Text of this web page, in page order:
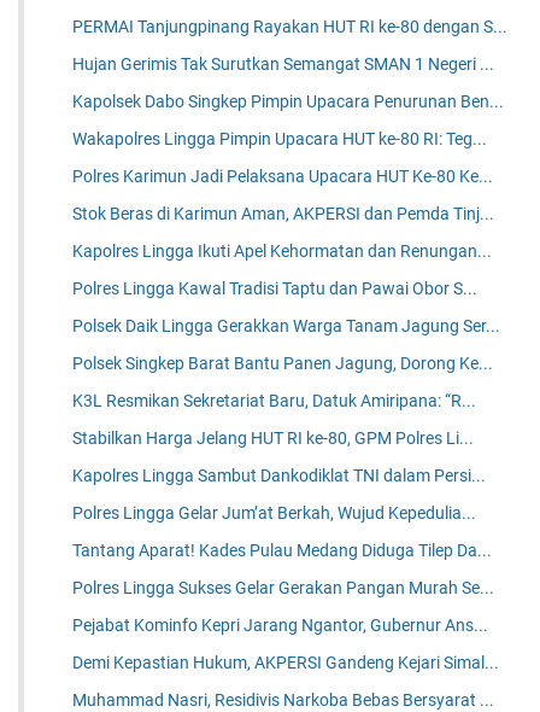
PERMAI Tanjungpinang Rayakan HUT RI ke-80 dengan S...
Hujan Gerimis Tak Surutkan Semangat SMAN 1 Negeri ...
Kapolsek Dabo Singkep Pimpin Upacara Penurunan Ben...
Wakapolres Lingga Pimpin Upacara HUT ke-80 RI: Teg...
Polres Karimun Jadi Pelaksana Upacara HUT Ke-80 Ke...
Stok Beras di Karimun Aman, AKPERSI dan Pemda Tinj...
Kapolres Lingga Ikuti Apel Kehormatan dan Renungan...
Polres Lingga Kawal Tradisi Taptu dan Pawai Obor S...
Polsek Daik Lingga Gerakkan Warga Tanam Jagung Ser...
Polsek Singkep Barat Bantu Panen Jagung, Dorong Ke...
K3L Resmikan Sekretariat Baru, Datuk Amiripana: “R...
Stabilkan Harga Jelang HUT RI ke-80, GPM Polres Li...
Kapolres Lingga Sambut Dankodiklat TNI dalam Persi...
Polres Lingga Gelar Jum’at Berkah, Wujud Kepedulia...
Tantang Aparat! Kades Pulau Medang Diduga Tilep Da...
Polres Lingga Sukses Gelar Gerakan Pangan Murah Se...
Pejabat Kominfo Kepri Jarang Ngantor, Gubernur Ans...
Demi Kepastian Hukum, AKPERSI Gandeng Kejari Simal...
Muhammad Nasri, Residivis Narkoba Bebas Bersyarat ...